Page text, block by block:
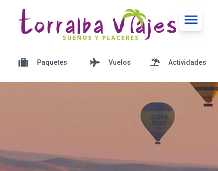
Paquetes Vuelos Actividades